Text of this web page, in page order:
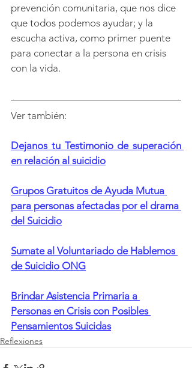
prevención comunitaria, que nos dice
que todos podemos ayudar; y la
escucha activa, como primer puente
para conectar a la persona en crisis
con la vida.
Ver también:
Dejanos tu Testimonio de superación
en relación al suicidio
Grupos Gratuitos de Ayuda Mutua
para personas afectadas por el drama
del Suicidio
Sumate al Voluntariado de Hablemos
de Suicidio ONG
Brindar Asistencia Primaria a
Personas en Crisis con Posibles
Pensamientos Suicidas
Reflexiones